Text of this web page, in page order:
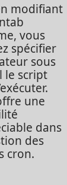
modifiant
vous
spécifier
sous
le script
une
dans
des
cron.